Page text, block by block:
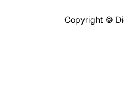
Copyright ©